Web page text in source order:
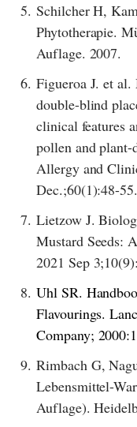
5. Schilcher H,
Phytotherapie.
Auflage. 2007.
6. Figueroa J. et
double-blind
clinical features
pollen and plant-
Allergy and
Dec.;60(1):48-55.
7. Lietzow J.
Mustard Seeds:
2021 Sep
8. Uhl SR.
Flavourings.
Company;
9. Rimbach G,
Lebensmittel-
Auflage).